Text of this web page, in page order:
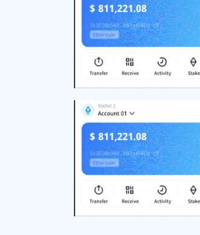
深学细悟习近平总书记在